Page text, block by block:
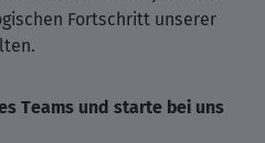
Fortschritt unserer
Teams und starte bei uns